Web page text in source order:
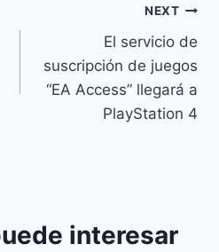
NEXT
El servicio de
suscripción de juegos
“EA Access” llegará a
PlayStation 4
interesar